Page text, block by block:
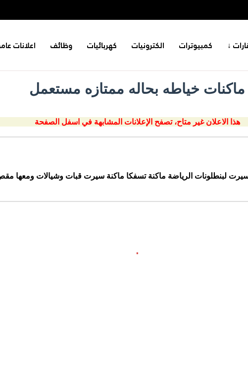
↓ كمبيوترات الكترونيات كهربائيات وظائف اعلانات
ماكنات خياطه بحاله ممتازه مستعمل
هذا الاعلان غير متاح، تصفح الإعلانات المشابهة في اسفل الصفحة
لبنطلونات الرياضة ماكنة تسفكا ماكنة سيرت قبات وشيالات ومعها
٠